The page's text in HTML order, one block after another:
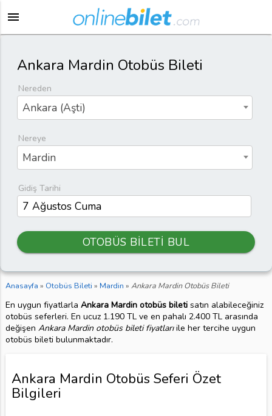
menu
Ankara Mardin Otobüs Bileti
Nereden
Ankara (Aşti)
Nereye
Mardin
Gidiş Tarihi
OTOBÜS BİLETİ BUL
Anasayfa » Otobüs Bileti » Mardin » Ankara Mardin Otobüs Bileti
En uygun fiyatlarla Ankara Mardin otobüs biletisatın alabileceğiniz
otobüs seferleri. En ucuz 1.190 TL ve en pahalı 2.400 TL arasında
değişen Ankara Mardin otobüs bileti fiyatlarıile her tercihe uygun
otobüs bileti bulunmaktadır.
Ankara Mardin Otobüs Seferi Özet
Bilgileri